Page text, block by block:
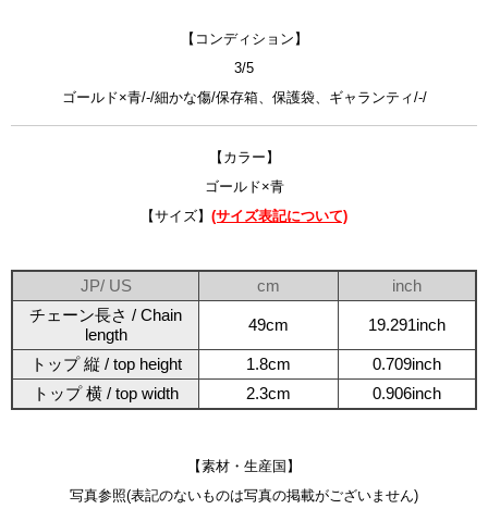
【コンディション】
3/5
ゴールド×青/-/細かな傷/保存箱、保護袋、ギャランティ/-/
【カラー】
ゴールド×青
【サイズ】 (サイズ表記について)
JP/ US cm
inch
チェーン長さ / Chain
length
49cm 19.291inch
トップ 縦 / top height 1.8cm
0.709inch
トップ 横 / top width
2.3cm 0.906inch
【素材・生産国】
写真参照(表記のないものは写真の掲載がございません)